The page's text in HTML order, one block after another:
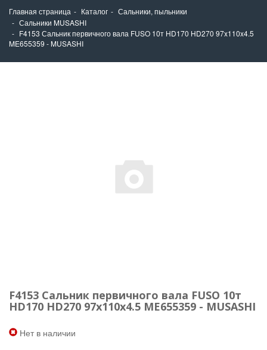
Главная страница Каталог
Сальники, пыльники
Сальники MUSASHI
F4153 Сальник первичного вала FUSO 10т HD170 HD270 97x110x4.5
ME655359 - MUSASHI
F4153 Сальник первичного вала FUSO 10т
HD170 HD270 97x110x4.5 ME655359 - MUSASHI
Нет в наличии